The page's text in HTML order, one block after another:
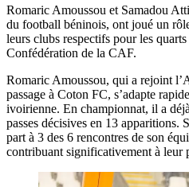
Romaric Amoussou et Samadou
du football béninois, ont joué un
leurs clubs respectifs pour les
Confédération de la CAF.
Romaric Amoussou, qui a rejoint
passage à Coton FC, s’adapte
ivoirienne. En championnat, il a
passes décisives en 13 apparitions.
part à 3 des 6 rencontres de son
contribuant significativement à leur